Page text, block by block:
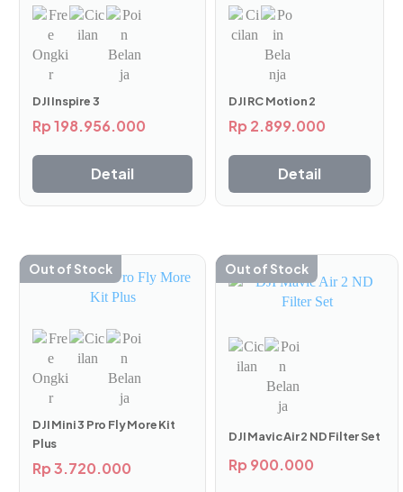
DJI Inspire 3
Rp198.956.000
Detail
DJI RC Motion 2
Rp 2.899.000
Detail
Out of Stock
DJI Mini 3 Pro Fly More Kit
Plus
Rp3.720.000
Out of Stock
DJI Mavic Air 2 ND Filter Set
Rp 900.000